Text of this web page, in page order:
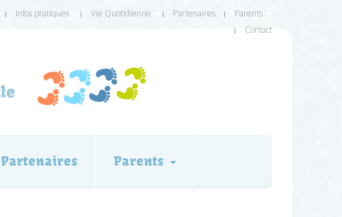
Infos pratiques Vie Quotidienne Partenaires
Parents
Contact
Partenaires Parents